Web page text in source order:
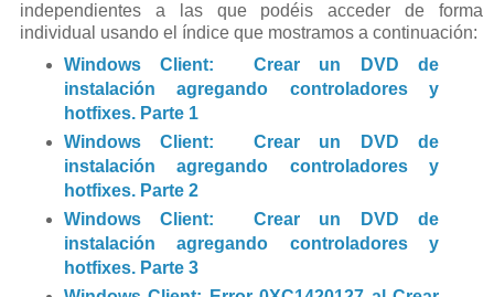
independientes a las que podéis acceder de forma
individual usando el índice que mostramos a continuación:
Windows Client: Crear un DVD de
instalación agregando controladores y
hotfixes. Parte 1
Windows Client: Crear un DVD de
instalación agregando controladores y
hotfixes. Parte 2
Windows Client: Crear un DVD de
instalación agregando controladores y
hotfixes. Parte 3